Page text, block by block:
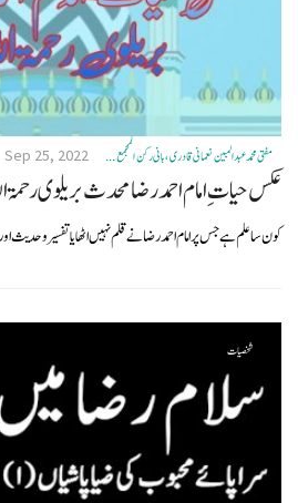
مفتی محمد عبدالمبین نعمانی قادری، بانی رکن المجمع ... Sep 25, 2022
عکس حیات ِاما م احمد رضا محدث بریلوی
کون سا علم ہے جس پر امام احمد رضا نے قلم نہیں اٹھایا تفسیر وحدیث
شخصیات